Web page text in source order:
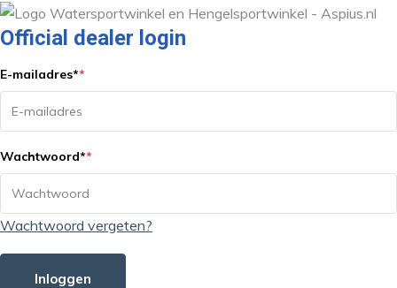
Official dealer login
E-mailadres**
Wachtwoord**
Wachtwoord vergeten?
Inloggen